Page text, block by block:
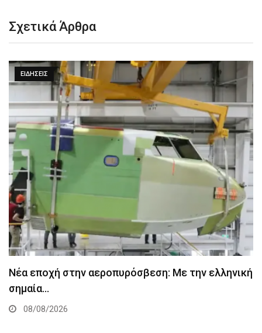
Σχετικά Άρθρα
ΕΙΔΉΣΕΙΣ
Νέα εποχή στην αεροπυρόσβεση: Με την ελληνική
σημαία…
08/08/2026